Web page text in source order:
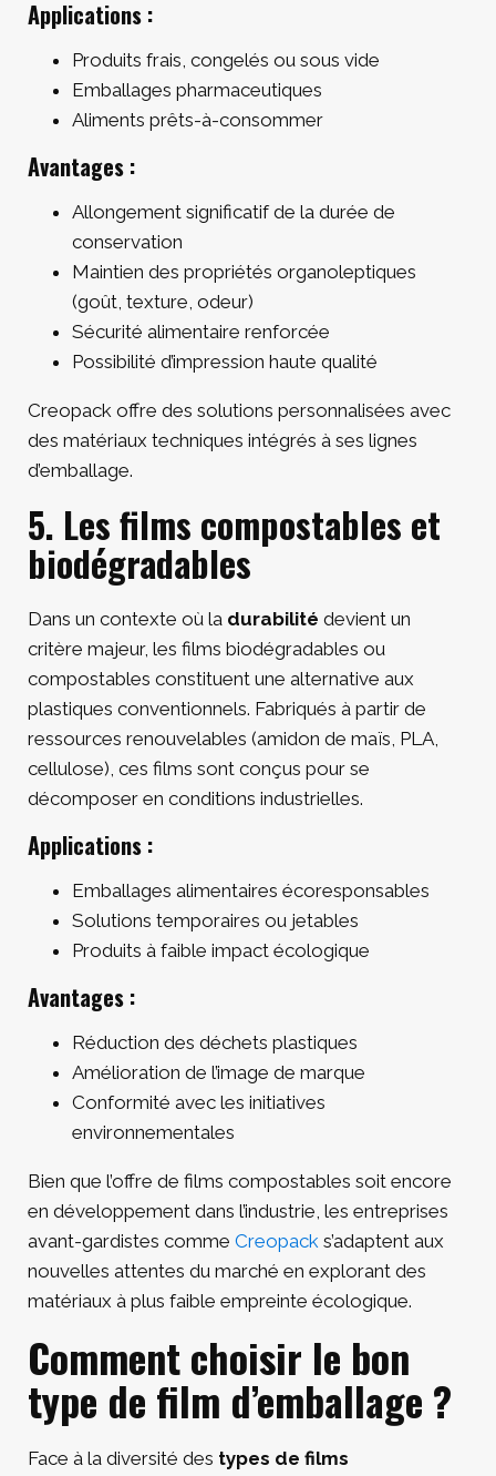
Applications :
Produits frais, congelés ou sous vide
Emballages pharmaceutiques
Aliments prêts-à-consommer
Avantages :
Allongement significatif de la durée de
conservation
Maintien des propriétés organoleptiques
(goût, texture, odeur)
Sécurité alimentaire renforcée
Possibilité d’impression haute qualité
Creopack offre des solutions personnalisées avec
des matériaux techniques intégrés à ses lignes
d’emballage.
5. Les films compostables et
biodégradables
Dans un contexte où la durabilité devient un
critère majeur, les films biodégradables ou
compostables constituent une alternative aux
plastiques conventionnels. Fabriqués à partir de
ressources renouvelables (amidon de maïs, PLA,
cellulose), ces films sont conçus pour se
décomposer en conditions industrielles.
Applications :
Emballages alimentaires écoresponsables
Solutions temporaires ou jetables
Produits à faible impact écologique
Avantages :
Réduction des déchets plastiques
Amélioration de l’image de marque
Conformité avec les initiatives
environnementales
Bien que l’offre de films compostables soit encore
en développement dans l’industrie, les entreprises
avant-gardistes comme Creopack s’adaptent aux
nouvelles attentes du marché en explorant des
matériaux à plus faible empreinte écologique.
Comment choisir le bon
type de film d’emballage ?
Face à la diversité des types de films